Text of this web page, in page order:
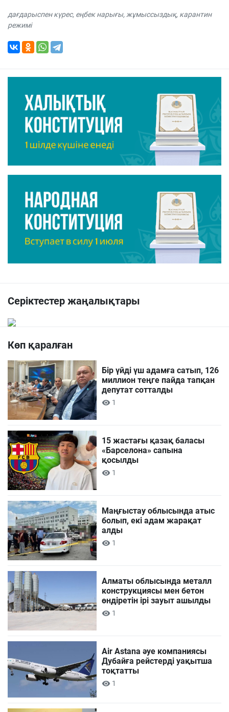
дағдарыспен күрес, еңбек нарығы, жұмыссыздық, карантин
режимі
Серіктестер жаңалықтары
Көп қаралған
Бір үйді үш адамға сатып, 126
миллион теңге пайда тапқан
депутат сотталды
1
15 жастағы қазақ баласы
«Барселона» сапына
қосылды
1
Маңғыстау облысында атыс
болып, екі адам жарақат
алды
1
Алматы облысында металл
конструкциясы мен бетон
өндіретін ірі зауыт ашылды
1
Air Astana әуе компаниясы
Дубайға рейстерді уақытша
тоқтатты
1